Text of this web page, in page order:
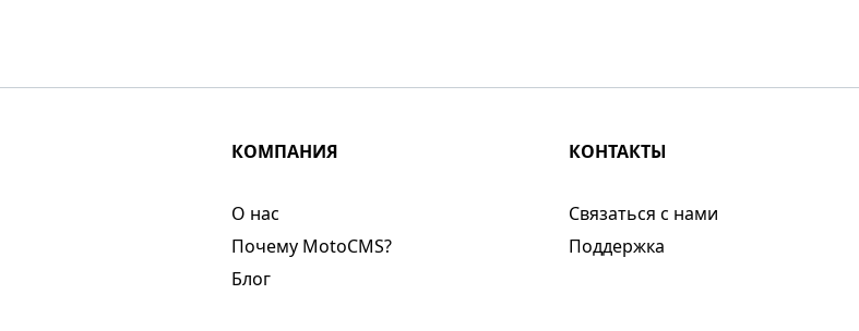
КОМПАНИЯ
О нас​
Почему MotoCMS?
Блог
КОНТАКТЫ
Связаться с нами
Поддержка